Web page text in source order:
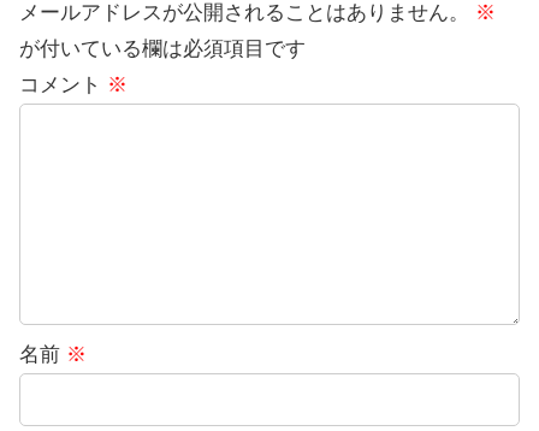
メールアドレスが公開されることはありません。
※
が付いている欄は必須項目です
コメント ※
名前 ※